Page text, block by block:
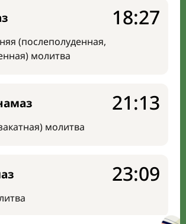
(послеполуденная,
молитва
18:27
молитва
21:13
23:09